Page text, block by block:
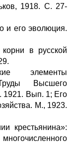
1918. С. 27-
и его эволюция.
в русской
элементы
Высшего
1921. Вып. 1; Его
М., 1923.
крестьянина»: